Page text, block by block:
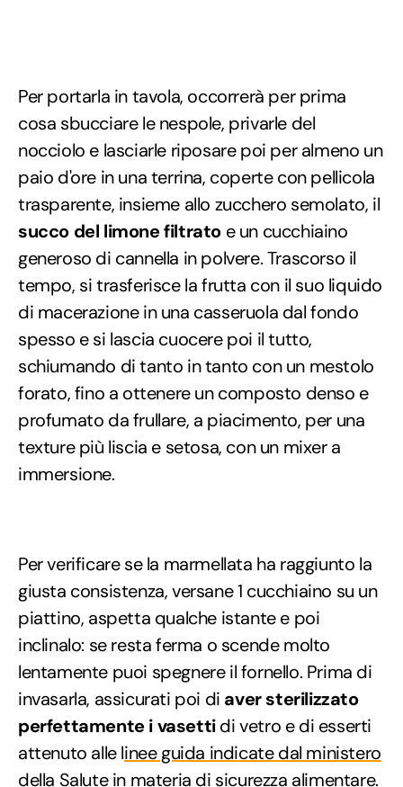
Per portarla in tavola, occorrerà per prima
cosa sbucciare le nespole, privarle del
nocciolo e lasciarle riposare poi per almeno un
paio d'ore in una terrina, coperte con pellicola
trasparente, insieme allo zucchero semolato, il
succo del limone filtrato e un cucchiaino
generoso di cannella in polvere. Trascorso il
tempo, si trasferisce la frutta con il suo liquido
di macerazione in una casseruola dal fondo
spesso e si lascia cuocere poi il tutto,
schiumando di tanto in tanto con un mestolo
forato, fino a ottenere un composto denso e
profumato da frullare, a piacimento, per una
texture più liscia e setosa, con un mixer a
immersione.
Per verificare se la marmellata ha raggiunto la
giusta consistenza, versane 1 cucchiaino su un
piattino, aspetta qualche istante e poi
inclinalo: se resta ferma o scende molto
lentamente puoi spegnere il fornello. Prima di
invasarla, assicurati poi di aver sterilizzato
perfettamente i vasettidi vetro e di esserti
attenuto alle linee guida indicate dal ministero
della Salute in materia di sicurezza alimentare.